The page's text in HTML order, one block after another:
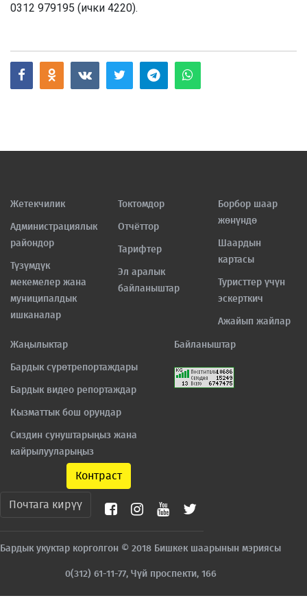
0312 979195 (ички 4220).
Жетекчилик
Администрациялык
райондор
Түзүмдүк
мекемелер жана
муниципалдык
ишканалар
Токтомдор
Отчёттор
Тарифтер
Эл аралык
байланыштар
Борбор шаар
жөнүндө
Шаардын
картасы
Туристтер үчүн
эскерткич
Ажайып жайлар
Жаңылыктар
Бардык сүрөтрепортаждары
Бардык видео репортаждар
Кызматтык бош орундар
Сиздин сунуштарыңыз жана
кайрылууларыңыз
Байланыштар
Контраст
Почтага кирүү
Бардык укуктар корголгон © 2018 Бишкек шаарынын мэриясы
0(312) 61-11-77, Чүй проспекти, 166